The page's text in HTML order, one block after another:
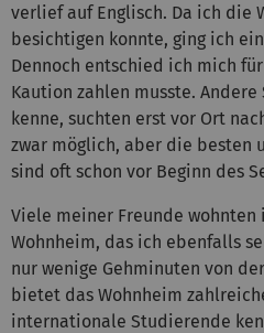
verlief auf Englisch. Da ich die
besichtigen konnte, ging ich
Dennoch entschied ich mich
Kaution zahlen musste.
kenne, suchten erst vor Ort
zwar möglich, aber die besten
sind oft schon vor Beginn des
Viele meiner Freunde wohnten
Wohnheim, das ich ebenfalls
nur wenige Gehminuten von
bietet das Wohnheim
internationale Studierende